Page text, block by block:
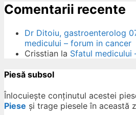
Comentarii recente
Dr Ditoiu, gastroenterolog
medicului – forum in cancer
Crisstian la Sfatul medicului
Piesă subsol
Înlocuiește conținutul acestei
Piese și trage piesele în această